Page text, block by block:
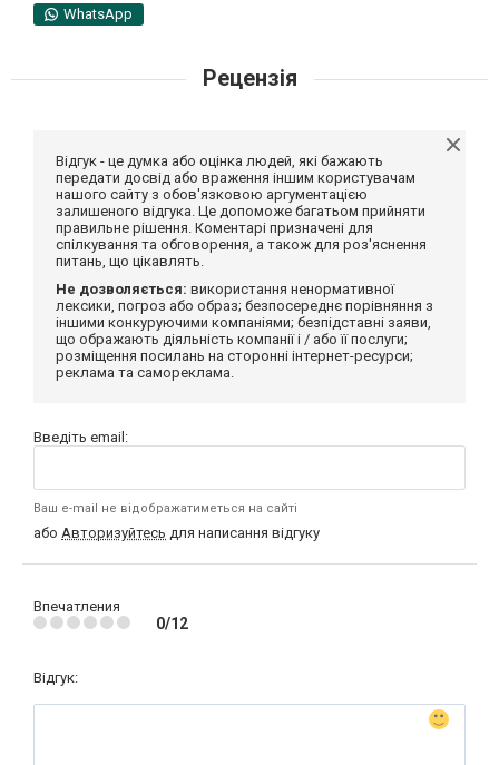
WhatsApp
Рецензія
Відгук - це думка або оцінка людей, які бажають
передати досвід або враження іншим користувачам
нашого сайту з обов'язковою аргументацією
залишеного відгука. Це допоможе багатьом прийняти
правильне рішення. Коментарі призначені для
спілкування та обговорення, а також для роз'яснення
питань, що цікавлять.
Не дозволяється: використання ненормативної
лексики, погроз або образ; безпосереднє порівняння з
іншими конкуруючими компаніями; безпідставні заяви,
що ображають діяльність компанії і / або її послуги;
розміщення посилань на сторонні інтернет-ресурси;
реклама та самореклама.
Введіть email:
Ваш e-mail не відображатиметься на сайті
або Авторизуйтесь для написання відгуку
Впечатления
0/12
Відгук: